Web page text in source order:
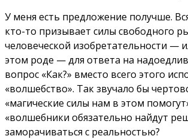
У меня есть предложение получше.
кто-то призывает силы свободного
человеческой изобретательности —
этом роде — для ответа на
вопрос «Как?» вместо всего этого
«волшебство». Так звучало бы
«магические силы нам в этом
«волшебники обязательно найдут
заморачиваться с реальностью?